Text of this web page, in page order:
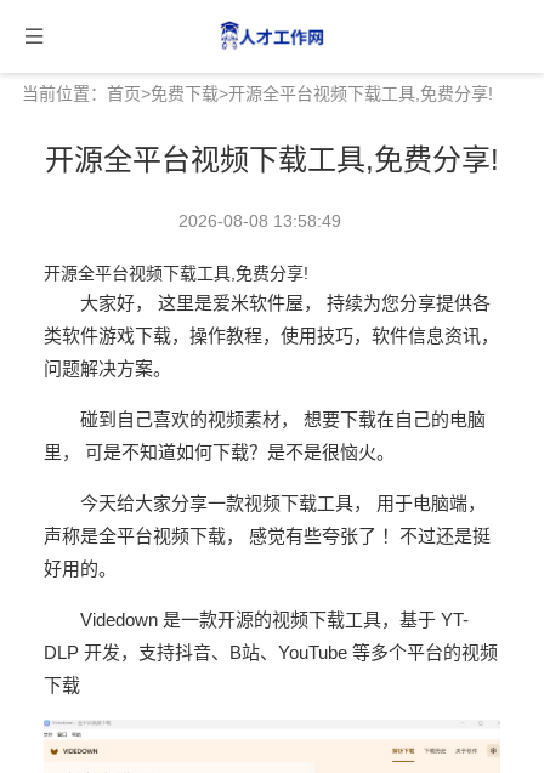
当前位置： 首页>免费下载>开源全平台视频下载工具,免费分享!
开源全平台视频下载工具,免费分享!
2026-08-08 13:58:49
开源全平台视频下载工具,免费分享!
大家好， 这里是爱米软件屋， 持续为您分享提供各
类软件游戏下载，操作教程，使用技巧，软件信息资讯，
问题解决方案。
碰到自己喜欢的视频素材， 想要下载在自己的电脑
里， 可是不知道如何下载？是不是很恼火。
今天给大家分享一款视频下载工具， 用于电脑端，
声称是全平台视频下载， 感觉有些夸张了 ！不过还是挺
好用的。
Videdown 是一款开源的视频下载工具，基于 YT-
DLP 开发，支持抖音、B站、YouTube 等多个平台的视频
下载